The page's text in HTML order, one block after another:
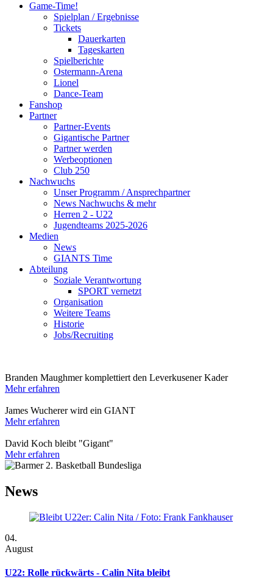
Game-Time!
Spielplan / Ergebnisse
Tickets
Dauerkarten
Tageskarten
Spielberichte
Ostermann-Arena
Lionel
Dance-Team
Fanshop
Partner
Partner-Events
Gigantische Partner
Partner werden
Werbeoptionen
Club 250
Nachwuchs
Unser Programm / Ansprechpartner
News Nachwuchs & mehr
Herren 2 - U22
Jugendteams 2025-2026
Medien
News
GIANTS Time
Abteilung
Soziale Verantwortung
SPORT vernetzt
Organisation
Weitere Teams
Historie
Jobs/Recruiting
Branden Maughmer komplettiert den Leverkusener Kader
Mehr erfahren
James Wucherer wird ein GIANT
Mehr erfahren
David Koch bleibt "Gigant"
Mehr erfahren
News
04.
August
U22: Rolle rückwärts - Calin Nita bleibt